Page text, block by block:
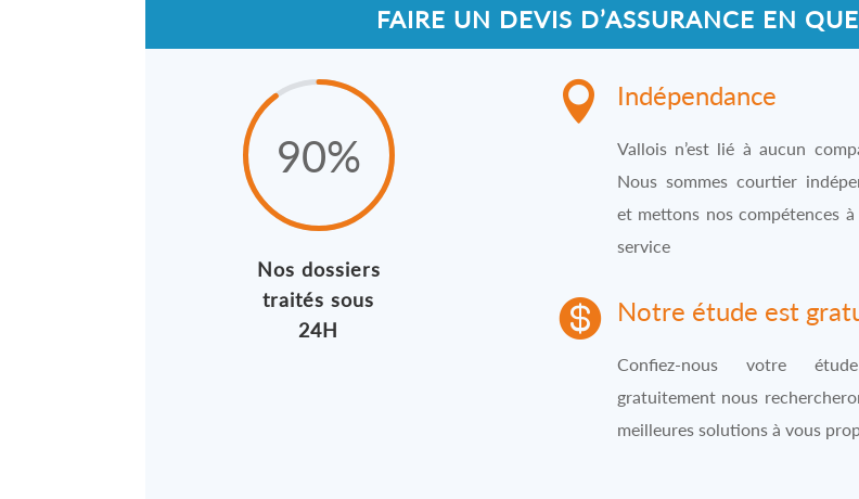
FAIRE UN DEVIS D’ASSURANCE EN
90%
Nos dossiers
traités sous
24H
 Indépendance
Vallois n’est lié à aucun
Nous sommes courtier
et mettons nos compétences
service
 Notre étude est
Confiez-nous votre
gratuitement nous
meilleures solutions à vous